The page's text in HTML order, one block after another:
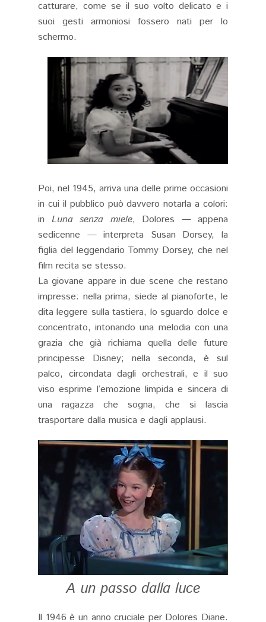
catturare, come se il suo volto delicato e i
suoi gesti armoniosi fossero nati per lo
schermo.
Poi, nel 1945, arriva una delle prime occasioni
in cui il pubblico può davvero notarla a colori:
in Luna senza miele, Dolores — appena
sedicenne — interpreta Susan Dorsey, la
figlia del leggendario Tommy Dorsey, che nel
film recita se stesso.
La giovane appare in due scene che restano
impresse: nella prima, siede al pianoforte, le
dita leggere sulla tastiera, lo sguardo dolce e
concentrato, intonando una melodia con una
grazia che già richiama quella delle future
principesse Disney; nella seconda, è sul
palco, circondata dagli orchestrali, e il suo
viso esprime l’emozione limpida e sincera di
una ragazza che sogna, che si lascia
trasportare dalla musica e dagli applausi.
A un passo dalla luce
Il 1946 è un anno cruciale per Dolores Diane.